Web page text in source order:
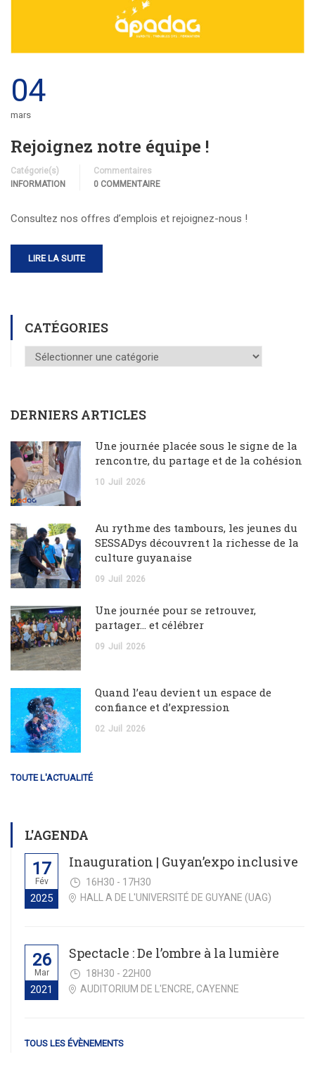
04
mars
Rejoignez notre équipe !
Catégorie(s)
INFORMATION
Commentaires
0 COMMENTAIRE
Consultez nos offres d’emplois et rejoignez-nous !
LIRE LA SUITE
CATÉGORIES
DERNIERS ARTICLES
Une journée placée sous le signe de la
rencontre, du partage et de la cohésion
10 Juil 2026
Au rythme des tambours, les jeunes du
SESSADys découvrent la richesse de la
culture guyanaise
09 Juil 2026
Une journée pour se retrouver,
partager… et célébrer
09 Juil 2026
Quand l’eau devient un espace de
confiance et d’expression
02 Juil 2026
TOUTE L'ACTUALITÉ
L'AGENDA
17
Fév
2025
Inauguration | Guyan’expo inclusive
16H30 - 17H30
HALL A DE L'UNIVERSITÉ DE GUYANE (UAG)
26
Mar
2021
Spectacle : De l’ombre à la lumière
18H30 - 22H00
AUDITORIUM DE L'ENCRE, CAYENNE
TOUS LES ÉVÈNEMENTS